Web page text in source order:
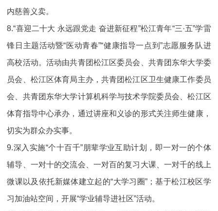
内慈善义卖。
8.“喜迎二十大 永远跟党走 奋进新征程”松江青年“三·五”学雷
锋日主题活动暨“医动青春”“健康指导一点到”志愿服务队进
高校活动。活动由共青团松江区委员会、共青团东华大学委
员会、松江区体育局主办，共青团松江区卫生健康工作委员
会、共青团东华大学计算机科学与技术学院委员会、松江区
体育指导中心承办，通过讲座和义诊的形式关注师生健康，
切实为群众办实事。
9.深入实施“个十百千”朋辈学业互助计划，即一对一的个体
辅导、一对十的交流会、一对百的复习大课、一对千的线上
微课以及依托新媒体建立起的“大学习圈”；基于松江校区学
习加油站空间，开展“学业辅导进社区”活动。